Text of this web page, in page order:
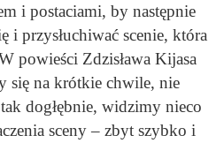
i postaciami, by następnie
i przysłuchiwać scenie, która
powieści Zdzisława Kijasa
się na krótkie chwile, nie
dogłębnie, widzimy nieco
sceny – zbyt szybko i